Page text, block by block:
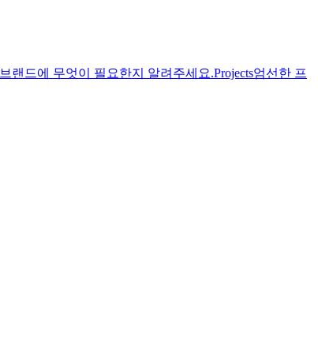
브랜드에 무엇이 필요한지 알려주세요.Projects엄선한 프